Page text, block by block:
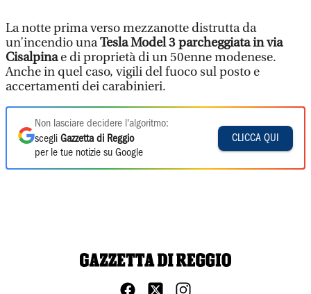
La notte prima verso mezzanotte distrutta da
un’incendio unaTesla Model 3 parcheggiata in via
Cisalpinae di proprietà di un 50enne modenese.
Anche in quel caso, vigili del fuoco sul posto e
accertamenti dei carabinieri.
Non lasciare decidere l'algoritmo:
scegli Gazzetta di Reggio
per le tue notizie su Google
CLICCA QUI